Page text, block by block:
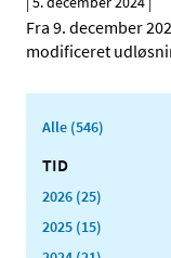
Fra 9. december
modificeret
Alle (546)
TID
2026 (25)
2025 (15)